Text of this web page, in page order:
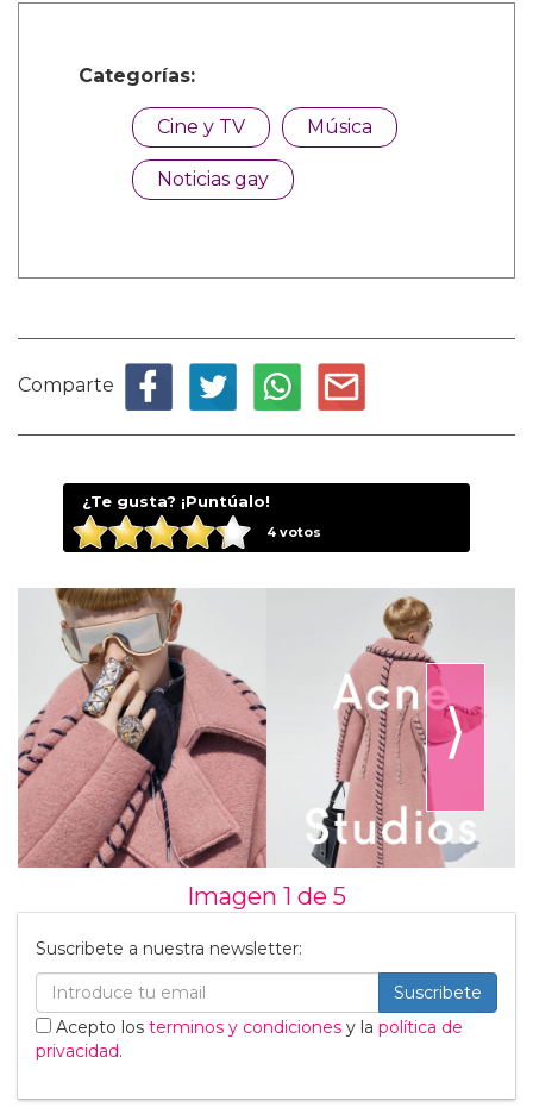
Categorías:
Cine y TV Música
Noticias gay
Comparte
¿Te gusta? ¡Puntúalo!
4votos
⟩
Imagen 1 de 5
Suscribete a nuestra newsletter:
Suscribete
Acepto los terminos y condiciones y la política de
privacidad.